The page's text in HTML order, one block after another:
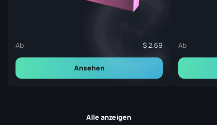
Ab 2.69
Ansehen
Ab
Alle anzeigen